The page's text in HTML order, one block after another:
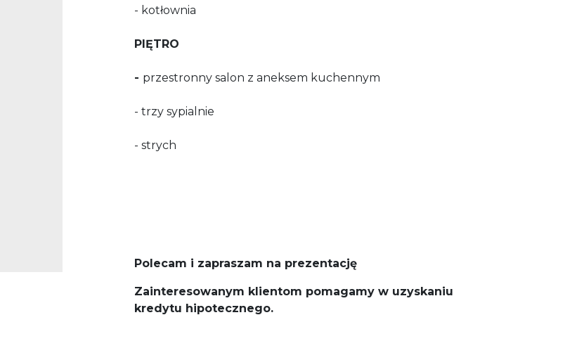
- kotłownia
PIĘTRO
- przestronny salon z aneksem kuchennym
- trzy sypialnie
- strych
Polecam i zapraszam na prezentację
Zainteresowanym klientom pomagamy w uzyskaniu
kredytu hipotecznego.